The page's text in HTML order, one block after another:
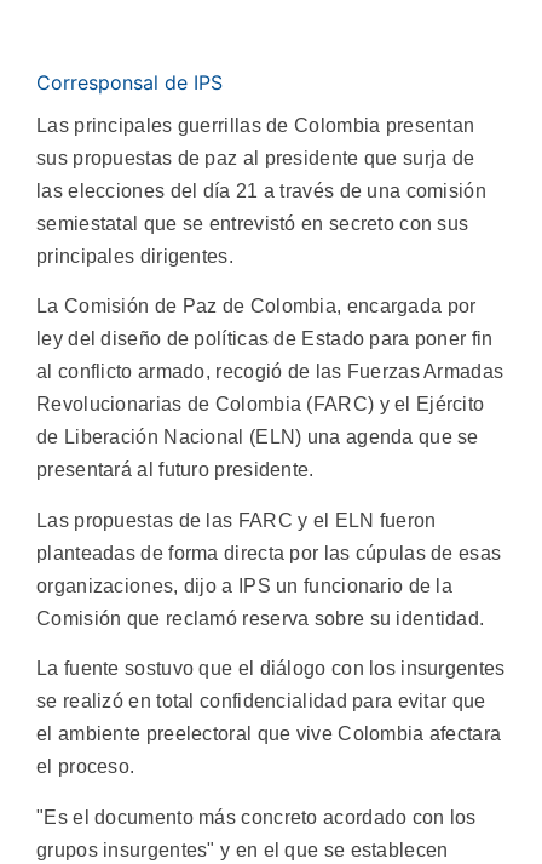
Corresponsal de IPS
Las principales guerrillas de Colombia presentan
sus propuestas de paz al presidente que surja de
las elecciones del día 21 a través de una comisión
semiestatal que se entrevistó en secreto con sus
principales dirigentes.
La Comisión de Paz de Colombia, encargada por
ley del diseño de políticas de Estado para poner fin
al conflicto armado, recogió de las Fuerzas Armadas
Revolucionarias de Colombia (FARC) y el Ejército
de Liberación Nacional (ELN) una agenda que se
presentará al futuro presidente.
Las propuestas de las FARC y el ELN fueron
planteadas de forma directa por las cúpulas de esas
organizaciones, dijo a IPS un funcionario de la
Comisión que reclamó reserva sobre su identidad.
La fuente sostuvo que el diálogo con los insurgentes
se realizó en total confidencialidad para evitar que
el ambiente preelectoral que vive Colombia afectara
el proceso.
"Es el documento más concreto acordado con los
grupos insurgentes" y en el que se establecen